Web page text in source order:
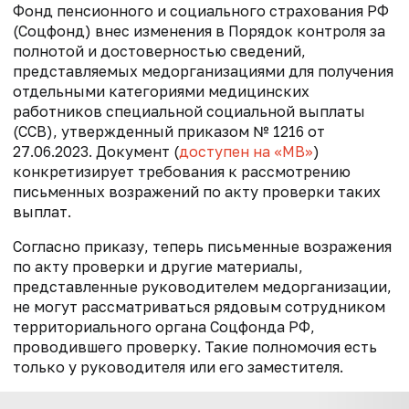
Фонд пенсионного и социального страхования РФ
(Соцфонд) внес изменения в Порядок контроля за
полнотой и достоверностью сведений,
представляемых медорганизациями для получения
отдельными категориями медицинских
работников специальной социальной выплаты
(ССВ), утвержденный приказом № 1216 от
27.06.2023. Документ (доступен на «МВ»)
конкретизирует требования к рассмотрению
письменных возражений по акту проверки таких
выплат.
Согласно приказу, теперь письменные возражения
по акту проверки и другие материалы,
представленные руководителем медорганизации,
не могут рассматриваться рядовым сотрудником
территориального органа Соцфонда РФ,
проводившего проверку. Такие полномочия есть
только у руководителя или его заместителя.